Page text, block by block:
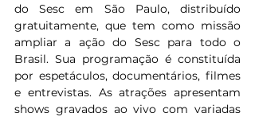
do Sesc em São Paulo, distribuído
gratuitamente, que tem como missão
ampliar a ação do Sesc para todo o
Brasil. Sua programação é constituída
por espetáculos, documentários, filmes
e entrevistas. As atrações apresentam
shows gravados ao vivo com variadas